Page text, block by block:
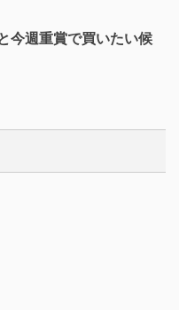
今週重賞で買いたい候